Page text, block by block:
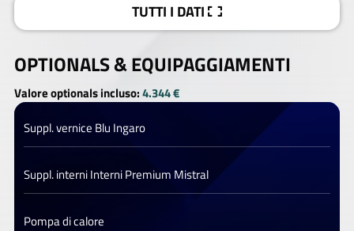
TUTTI I DATI
OPTIONALS &EQUIPAGGIAMENTI
Valore optionals incluso:4.344 €
Suppl. vernice Blu Ingaro
Suppl. interni Interni Premium Mistral
Pompa di calore